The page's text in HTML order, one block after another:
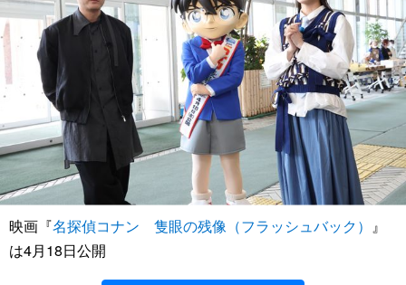
映画『名探偵コナン 隻眼の残像（フラッシュバック） 』
は4月18日公開